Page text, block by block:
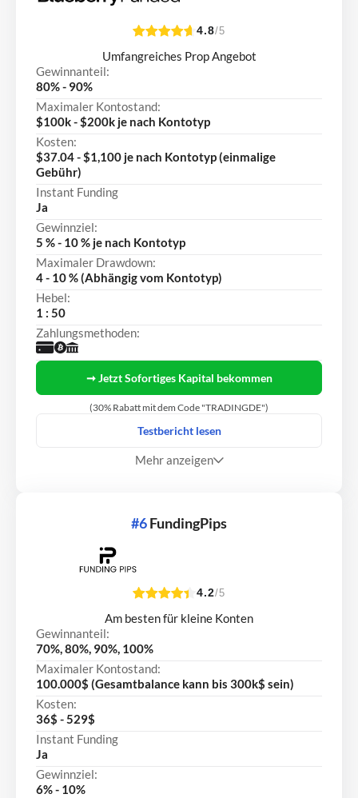
4.8/5
Umfangreiches Prop Angebot
Gewinnanteil:
80% - 90%
Maximaler Kontostand:
$100k - $200k je nach Kontotyp
Kosten:
$37.04 - $1,100 je nach Kontotyp (einmalige
Gebühr)
Instant Funding
Ja
Gewinnziel:
5 % - 10 % je nach Kontotyp
Maximaler Drawdown:
4 - 10 % (Abhängig vom Kontotyp)
Hebel:
1 : 50
Zahlungsmethoden:
➞ Jetzt Sofortiges Kapital bekommen
(30% Rabatt mit dem Code "TRADINGDE")
Testbericht lesen
Mehr anzeigen
#6FundingPips
4.2/5
Am besten für kleine Konten
Gewinnanteil:
70%, 80%, 90%, 100%
Maximaler Kontostand:
100.000$ (Gesamtbalance kann bis 300k$ sein)
Kosten:
36$ - 529$
Instant Funding
Ja
Gewinnziel:
6% - 10%